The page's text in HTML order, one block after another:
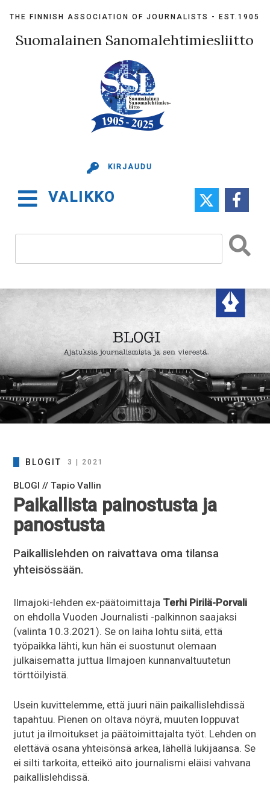
content
THE FINNISH ASSOCIATION OF JOURNALISTS - EST.1905
Suomalainen Sanomalehtimiesliitto
KIRJAUDU
VALIKKO
BLOGIT 3 | 2021
BLOGI // Tapio Vallin
Paikallista painostusta ja
panostusta
Paikallislehden on raivattava oma tilansa
yhteisössään.
Ilmajoki-lehden ex-päätoimittaja Terhi Pirilä-Porvali
on ehdolla Vuoden Journalisti -palkinnon saajaksi
(valinta 10.3.2021). Se on laiha lohtu siitä, että
työpaikka lähti, kun hän ei suostunut olemaan
julkaisematta juttua Ilmajoen kunnanvaltuutetun
törttöilyistä.
Usein kuvittelemme, että juuri näin paikallislehdissä
tapahtuu. Pienen on oltava nöyrä, muuten loppuvat
jutut ja ilmoitukset ja päätoimittajalta työt. Lehden on
elettävä osana yhteisönsä arkea, lähellä lukijaansa. Se
ei silti tarkoita, etteikö aito journalismi eläisi vahvana
paikallislehdissä.